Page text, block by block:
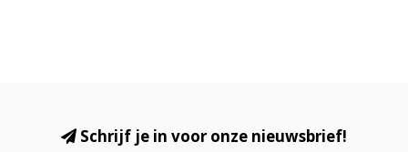
Schrijf je in voor onze nieuwsbrief!